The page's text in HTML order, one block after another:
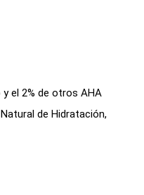
el 2% de otros AHA
de Hidratación,